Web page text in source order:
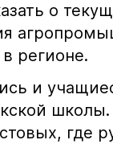
о
регионе.
и
где